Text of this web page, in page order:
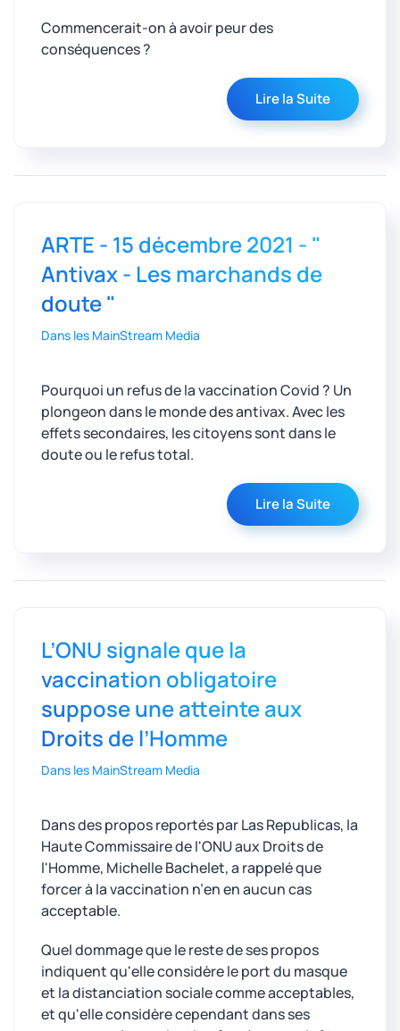
Commencerait-on à avoir peur des
conséquences ?
Lire la Suite
ARTE - 15 décembre 2021 - "
Antivax - Les marchands de
doute "
Dans les MainStream Media
Pourquoi un refus de la vaccination Covid ? Un
plongeon dans le monde des antivax. Avec les
effets secondaires, les citoyens sont dans le
doute ou le refus total.
Lire la Suite
L’ONU signale que la
vaccination obligatoire
suppose une atteinte aux
Droits de l’Homme
Dans les MainStream Media
Dans des propos reportés par Las Republicas, la
Haute Commissaire de l'ONU aux Droits de
l'Homme, Michelle Bachelet, a rappelé que
forcer à la vaccination n’en en aucun cas
acceptable.
Quel dommage que le reste de ses propos
indiquent qu'elle considère le port du masque
et la distanciation sociale comme acceptables,
et qu'elle considère cependant dans ses